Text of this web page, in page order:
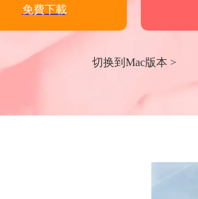
免費下載
切换到Mac版本 >